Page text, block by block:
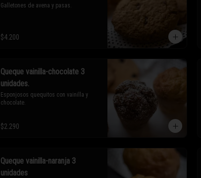
Galletones de avena y pasas.
$4.200
Queque vainilla-chocolate 3
unidades.
Esponjosos quequitos con vainilla y
chocolate.
$2.290
Queque vainilla-naranja 3
unidades